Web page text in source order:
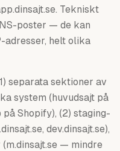
Tekniskt
poster — de kan
adresser, helt olika
separata sektioner av
system (huvudsajt på
på Shopify), (2) staging-
dev.dinsajt.se),
— mindre